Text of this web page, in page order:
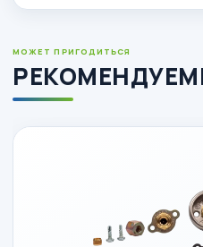
МОЖЕТ ПРИГОДИТЬСЯ